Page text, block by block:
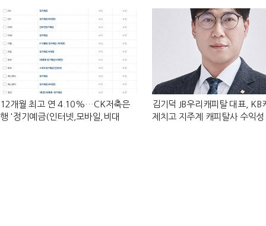
12개월 최고 연 4.10%…CK저축은
행 '정기예금(인터넷,모바일,비대
김기덕 JB우리캐피탈 대표, KB
제치고 지주계 캐피탈사 수익